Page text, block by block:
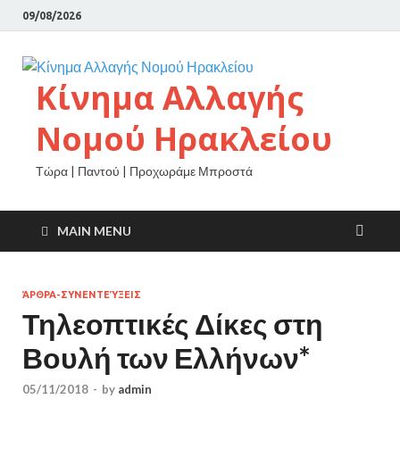
09/08/2026
Κίνημα Αλλαγής
Νομού Ηρακλείου
Τώρα | Παντού | Προχωράμε Μπροστά
MAIN MENU
ΆΡΘΡΑ-ΣΥΝΕΝΤΕΎΞΕΙΣ
Τηλεοπτικές Δίκες στη
Βουλή των Ελλήνων*
05/11/2018 - by admin